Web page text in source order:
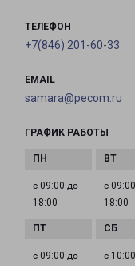
ТЕЛЕФОН
+7(846) 201-60-33
EMAIL
samara@pecom.ru
ГРАФИК РАБОТЫ
с 09:00 до
18:00
с
18:00
с 09:00 до
с